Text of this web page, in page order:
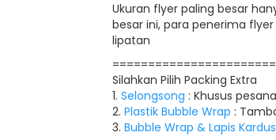
Ukuran flyer paling besar
besar ini, para penerima
lipatan
Silahkan Pilih Packing Extra
1. Selongsong : Khusus
2. Plastik Bubble Wrap :
3. Bubble Wrap & Lapis Kardus